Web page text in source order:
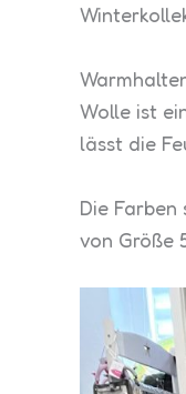
Wolle ist
lässt die
Die
von Größe